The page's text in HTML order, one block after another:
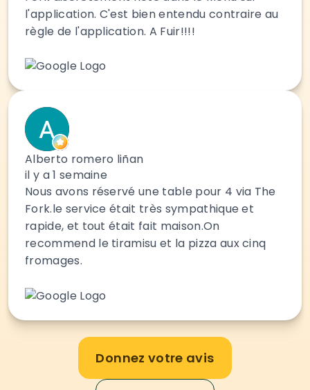
l'application. C'est bien entendu contraire au
règle de l'application. A Fuir!!!!
Alberto romero liñan
il y a 1 semaine
Nous avons réservé une table pour 4 via The
Fork.le service était très sympathique et
rapide, et tout était fait maison.On
recommend le tiramisu et la pizza aux cinq
fromages.
Donnez votre avis